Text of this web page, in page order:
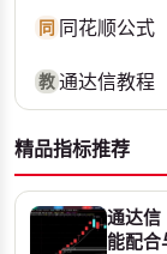
同 同花顺公式
教通达信教程
精品指标推荐
通达信
能配合